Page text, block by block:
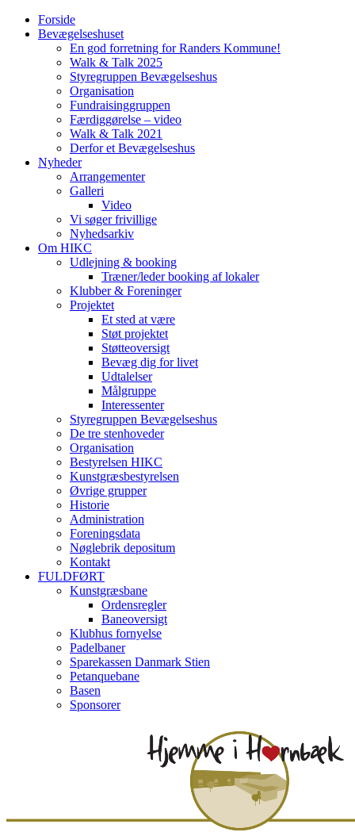
Forside
Bevægelseshuset
En god forretning for Randers Kommune!
Walk & Talk 2025
Styregruppen Bevægelseshus
Organisation
Fundraisinggruppen
Færdiggørelse – video
Walk & Talk 2021
Derfor et Bevægelseshus
Nyheder
Arrangementer
Galleri
Video
Vi søger frivillige
Nyhedsarkiv
Om HIKC
Udlejning & booking
Træner/leder booking af lokaler
Klubber & Foreninger
Projektet
Et sted at være
Støt projektet
Støtteoversigt
Bevæg dig for livet
Udtalelser
Målgruppe
Interessenter
Styregruppen Bevægelseshus
De tre stenhoveder
Organisation
Bestyrelsen HIKC
Kunstgræsbestyrelsen
Øvrige grupper
Historie
Administration
Foreningsdata
Nøglebrik depositum
Kontakt
FULDFØRT
Kunstgræsbane
Ordensregler
Baneoversigt
Klubhus fornyelse
Padelbaner
Sparekassen Danmark Stien
Petanquebane
Basen
Sponsorer